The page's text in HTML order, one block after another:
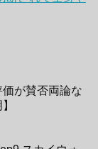
が賛否両論な